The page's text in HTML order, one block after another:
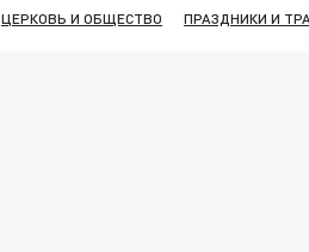
ЦЕРКОВЬ И ОБЩЕСТВО ПРАЗДНИКИ И